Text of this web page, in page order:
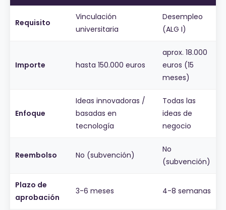
Requisito
Vinculación
universitaria
Desempleo
(ALG I)
Importe hasta 150.000 euros
aprox. 18.000
euros (15
meses)
Enfoque
Ideas innovadoras /
basadas en
tecnología
Todas las
ideas de
negocio
Reembolso No (subvención)
No
(subvención)
Plazo de
aprobación
3-6 meses 4-8 semanas